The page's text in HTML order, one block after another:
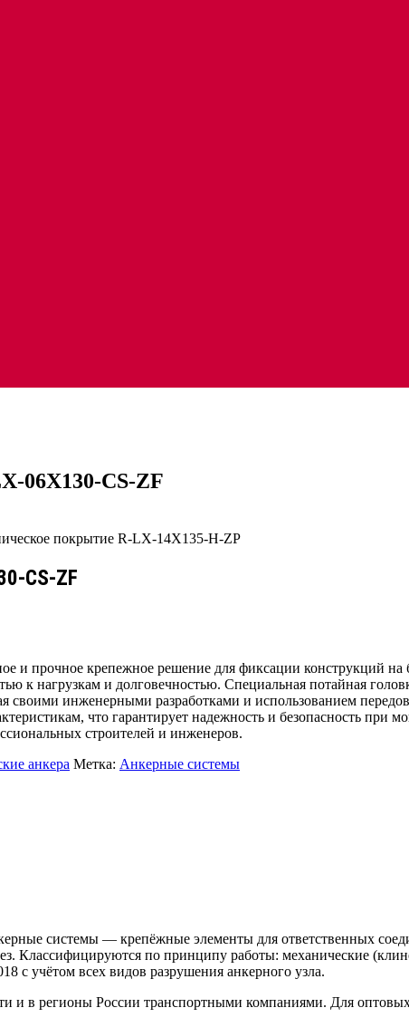
06X130-CS-ZF
CS-ZF
и прочное крепежное решение для фиксации конструкций
к нагрузкам и долговечностью. Специальная потайная
своими инженерными разработками и использованием
что гарантирует надежность и безопасность при
строителей и инженеров.
анкера Метка: Анкерные системы
системы — крепёжные элементы для ответственных
Классифицируются по принципу работы: механические
с учётом всех видов разрушения анкерного узла.
и в регионы России транспортными компаниями. Для